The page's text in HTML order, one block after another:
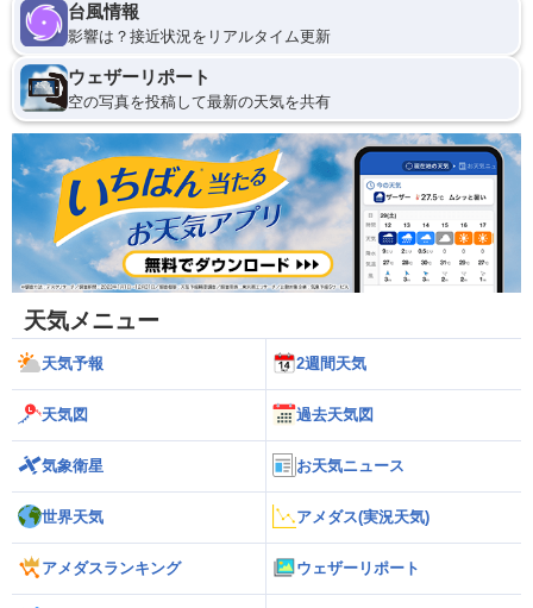
台風情報
影響は？接近状況をリアルタイム更新
ウェザーリポート
空の写真を投稿して最新の天気を共有
天気メニュー
天気予報 2週間天気
天気図 過去天気図
気象衛星 お天気ニュース
世界天気 アメダス(実況天気)
アメダスランキング ウェザーリポート